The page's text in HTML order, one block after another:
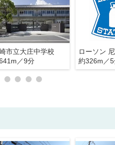
市立大庄中学校
／9分
約326m／